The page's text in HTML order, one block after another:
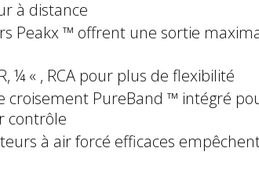
à distance
Peakx ™ offrent une sortie
¼ « , RCA pour plus de flexibilité
croisement PureBand ™ intégré
contrôle
à air forcé efficaces